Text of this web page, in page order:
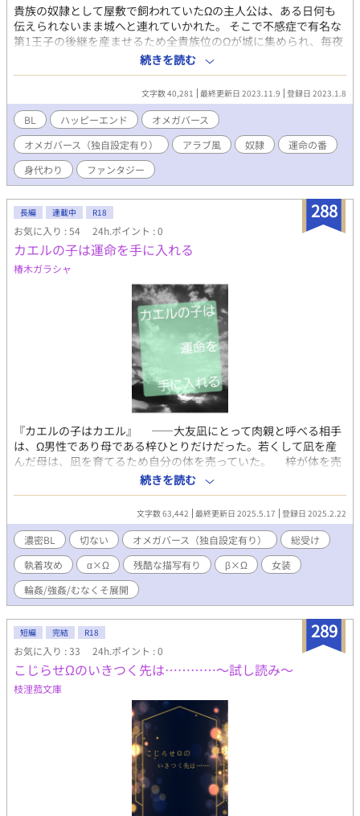
貴族の奴隷として屋敷で飼われていたΩの主人公は、ある日何も
伝えられないまま城へと連れていかれた。 そこで不感症で有名な
第1王子の後継を産ませるため全貴族位のΩが城に集められ、毎夜
別の者が王子の夜伽の相手をしなければならないことを知らされ
た。 奴隷の生活しか知らない主人公は身分を偽り王子のお相手を
することになるが……。 他人に興味がもてない‪α‬の王子が虐げら
れ続けてきたΩを溺愛するお話です 不感症‪α‬王子×不妊奴隷Ω
続きを読む
文字数 40,281 最終更新日 2023.11.9 登録日 2023.1.8
BL ハッピーエンド
オメガバース
オメガバース（独自設定有り）
アラブ風 奴隷
運命の番
身代わり
ファンタジー
288
長編 連載中 R18
お気に入り : 54 24h.ポイント : 0
カエルの子は運命を手に入れる
椿木ガラシャ
『カエルの子はカエル』 ――大友凪にとって肉親と呼べる相手
は、Ω男性であり母である梓ひとりだけだった。若くして凪を産
んだ母は、凪を育てるため自分の体を売っていた。 梓が体を売
っていることは小さな街では周知の事実だった。客である男たち
は、凪が通う小学校の保護者や関係者も多く、凪は色眼鏡で見ら
れることが多かった。 凪に唯一やさしくしてくれるのは、同じ
クラスの『しゅうくん』だけだった。 そんな中、梓を番にと望
むαが現れ、梓と凪は、幸せになるはずだった…。 オリジナルで
は初めて書くオメガバースのお話です。お尻たたきのためにとり
あえず投稿を初めてみます。 ふんわりとしたオリジナルオメガバ
設定もあります。 母子はそれぞれ総受けです。色んな男性と関係
を結びます。 追記：受けの女装、道具を使ってのプレイ、輪姦な
な方は読むのをお控えください。
続きを読む
文字数 63,442 最終更新日 2025.5.17 登録日 2025.2.22
濃密BL 切ない オメガバース（独自設定有り）
総受け
執着攻め
α×Ω 残酷な描写有り β×Ω
女装
輪姦/強姦/むなくそ展開
289
短編 完結 R18
お気に入り : 33 24h.ポイント : 0
こじらせΩのいきつく先は…………～試し読み～
枝浬菰文庫